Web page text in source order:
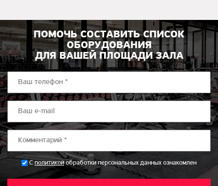
ПОМОЧЬ СОСТАВИТЬ СПИСОК
ОБОРУДОВАНИЯ
ДЛЯ ВАШЕЙ ПЛОЩАДИ ЗАЛА
* Сполитикойобработки персональных данных ознакомлен